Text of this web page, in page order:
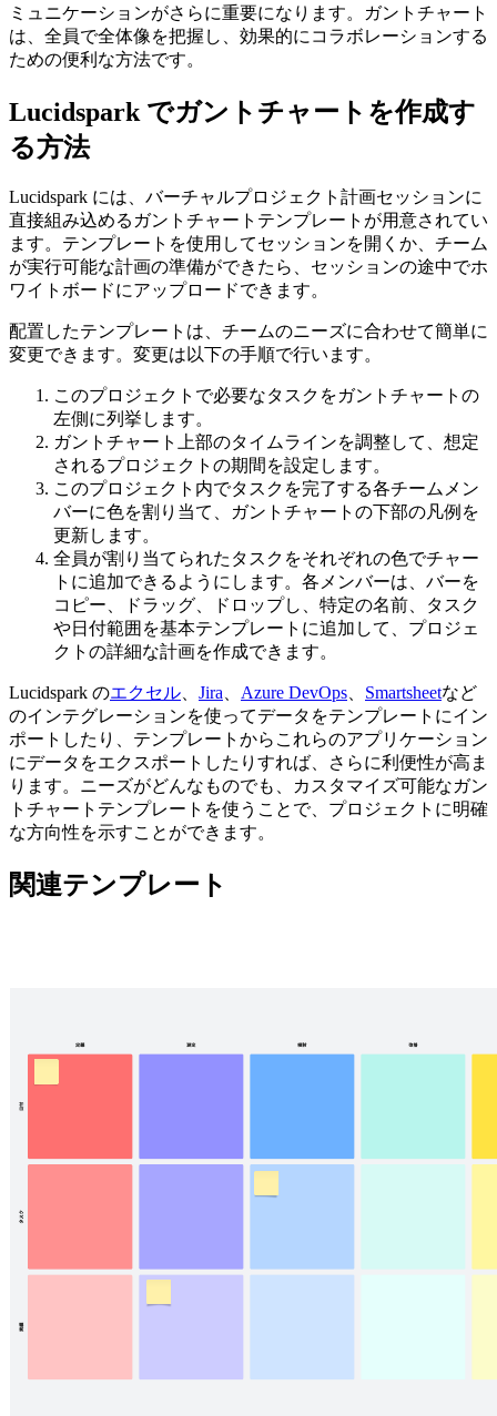
ミュニケーションがさらに重要になります。ガントチャート
は、全員で全体像を把握し、効果的にコラボレーションする
ための便利な方法です。
Lucidspark でガントチャートを作成す
る方法
Lucidspark には、バーチャルプロジェクト計画セッションに
直接組み込めるガントチャートテンプレートが用意されてい
ます。テンプレートを使用してセッションを開くか、チーム
が実行可能な計画の準備ができたら、セッションの途中でホ
ワイトボードにアップロードできます。
配置したテンプレートは、チームのニーズに合わせて簡単に
変更できます。変更は以下の手順で行います。
このプロジェクトで必要なタスクをガントチャートの
左側に列挙します。
ガントチャート上部のタイムラインを調整して、想定
されるプロジェクトの期間を設定します。
このプロジェクト内でタスクを完了する各チームメン
バーに色を割り当て、ガントチャートの下部の凡例を
更新します。
全員が割り当てられたタスクをそれぞれの色でチャー
トに追加できるようにします。各メンバーは、バーを
コピー、ドラッグ、ドロップし、特定の名前、タスク
や日付範囲を基本テンプレートに追加して、プロジェ
クトの詳細な計画を作成できます。
Lucidspark のエクセル、 Jira、 Azure DevOps、 Smartsheetなど
のインテグレーションを使ってデータをテンプレートにイン
ポートしたり、テンプレートからこれらのアプリケーション
にデータをエクスポートしたりすれば、さらに利便性が高ま
ります。ニーズがどんなものでも、カスタマイズ可能なガン
トチャートテンプレートを使うことで、プロジェクトに明確
な方向性を示すことができます。
関連テンプレート